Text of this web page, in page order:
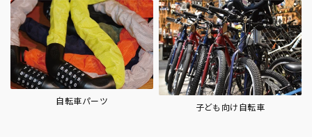
自転車パーツ
子ども向け自転車